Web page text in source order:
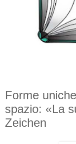
Forme
spazio: «La
Zeichen